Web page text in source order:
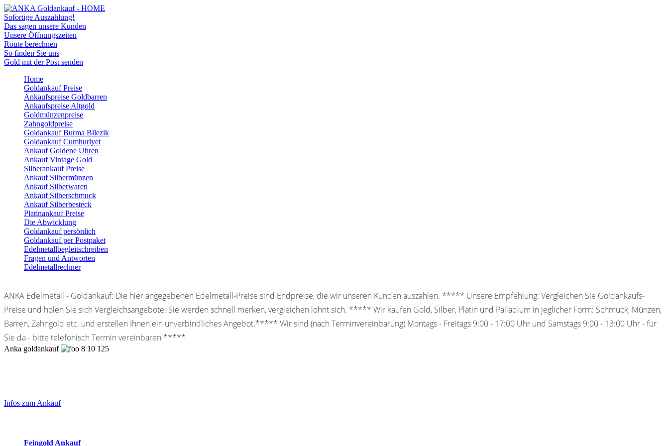
Sofortige Auszahlung!
Das sagen unsere Kunden
Unsere Öffnungszeiten
Route berechnen
So finden Sie uns
Gold mit der Post senden
Home
Goldankauf Preise
Ankaufspreise Goldbarren
Ankaufspreise Altgold
Goldmünzenpreise
Zahngoldpreise
Goldankauf Burma Bilezik
Goldankauf Cumhuriyet
Ankauf Goldene Uhren
Ankauf Vintage Gold
Silberankauf Preise
Ankauf Silbermünzen
Ankauf Silberwaren
Ankauf Silberschmuck
Ankauf Silberbesteck
Platinankauf Preise
Die Abwicklung
Goldankauf persönlich
Goldankauf per Postpaket
Edelmetallbegleitschreiben
Fragen und Antworten
Edelmetallrechner
ANKA Edelmetall - Goldankauf: Die hier angegebenen Edelmetall-Preise sind Endpreise, die wir unseren Kunden auszahlen. ***** Unsere Empfehlung: Vergleichen Sie Goldankaufs-
Preise und holen Sie sich Vergleichsangebote. Sie werden schnell merken, vergleichen lohnt sich. ***** Wir kaufen Gold, Silber, Platin und Palladium in jeglicher Form: Schmuck, Münzen,
Barren, Zahngold etc. und erstellen Ihnen ein unverbindliches Angebot.***** Wir sind (nach Terminvereinbarung) Montags - Freitags 9:00 - 17:00 Uhr und Samstags 9:00 - 13:00 Uhr - für
Sie da - bitte telefonisch Termin vereinbaren *****
Anka goldankauf 8 10 125
Sidebar
Infos zum Ankauf
Feingold Ankauf